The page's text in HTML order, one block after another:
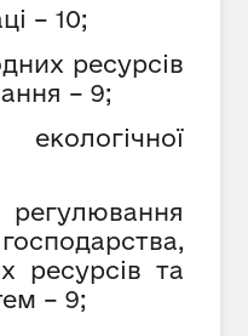
– 10;
ресурсів
– 9;
ресурсів та
– 9;